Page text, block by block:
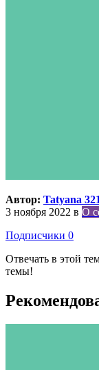
Автор: Tatyana
3 ноября 2022 в О
Подписчики 0
Отвечать в этой
темы!